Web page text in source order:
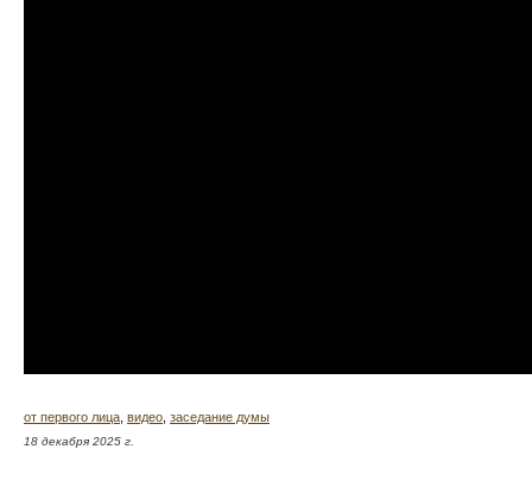
от первого лица видео заседание думы
18 декабря 2025 г.